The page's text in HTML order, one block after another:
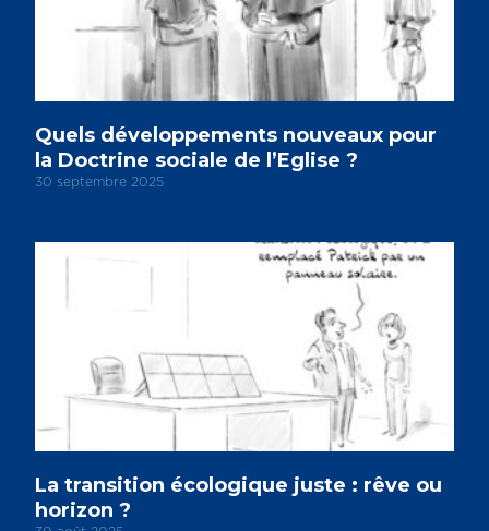
Quels développements nouveaux pour
la Doctrine sociale de l’Eglise ?
30 septembre 2025
La transition écologique juste : rêve ou
horizon ?